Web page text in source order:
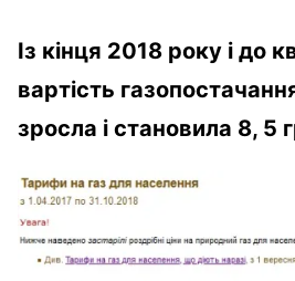
Із кінця 2018 року і до
вартість
зросла і становила 8, 5